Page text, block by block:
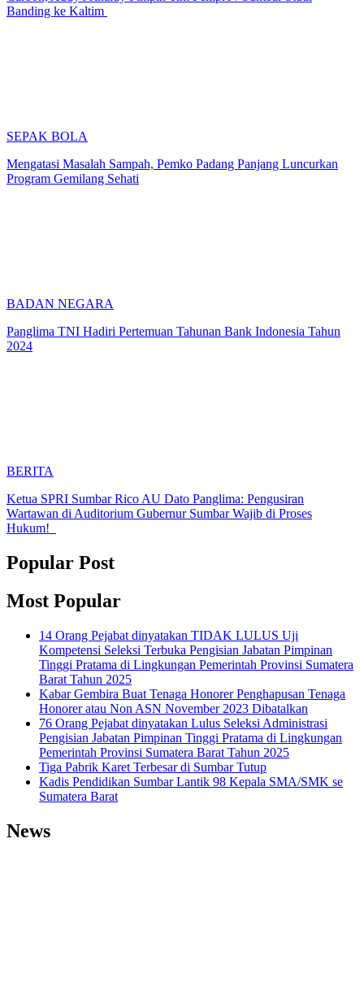
Banding ke Kaltim
SEPAK BOLA
Mengatasi Masalah Sampah, Pemko Padang Panjang Luncurkan
Program Gemilang Sehati
BADAN NEGARA
Panglima TNI Hadiri Pertemuan Tahunan Bank Indonesia Tahun
2024
BERITA
Ketua SPRI Sumbar Rico AU Dato Panglima: Pengusiran
Wartawan di Auditorium Gubernur Sumbar Wajib di Proses
Hukum!
Popular Post
Most Popular
14 Orang Pejabat dinyatakan TIDAK LULUS Uji
Kompetensi Seleksi Terbuka Pengisian Jabatan Pimpinan
Tinggi Pratama di Lingkungan Pemerintah Provinsi Sumatera
Barat Tahun 2025
Kabar Gembira Buat Tenaga Honorer Penghapusan Tenaga
Honorer atau Non ASN November 2023 Dibatalkan
76 Orang Pejabat dinyatakan Lulus Seleksi Administrasi
Pengisian Jabatan Pimpinan Tinggi Pratama di Lingkungan
Pemerintah Provinsi Sumatera Barat Tahun 2025
Tiga Pabrik Karet Terbesar di Sumbar Tutup
Kadis Pendidikan Sumbar Lantik 98 Kepala SMA/SMK se
Sumatera Barat
News